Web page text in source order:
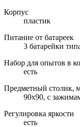
Корпус
пластик
Питание от батареек
3 батарейки
Набор для опытов в
есть
Предметный столик,
90x90, с
Регулировка яркости
есть